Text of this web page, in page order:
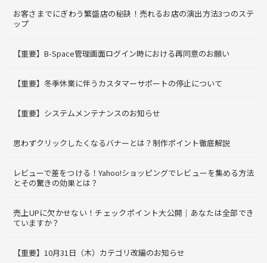
お客さまでにぎわう繁盛店の秘訣！売れるお店の演出方法3つのステ
ップ
【重要】B-Space管理画面ログイン時における再同意のお願い
【重要】冬季休業に伴うカスタマーサポートの停止について
【重要】システムメンテナンスのお知らせ
思わずクリックしたくなるバナーとは？制作ポイント徹底解説
レビューで差をつける！Yahoo!ショッピングでレビューを集める方法
とその驚きの効果とは？
売上UPに欠かせない！チェックポイント大公開｜あなたは全部でき
ていますか？
【重要】10月31日（木）カテゴリ改編のお知らせ